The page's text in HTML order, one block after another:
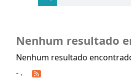
Nenhum resultado
Nenhum resultado
- .